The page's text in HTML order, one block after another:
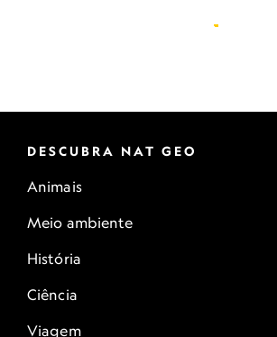
DESCUBRA NAT GEO
Animais
Meio ambiente
História
Ciência
Viagem